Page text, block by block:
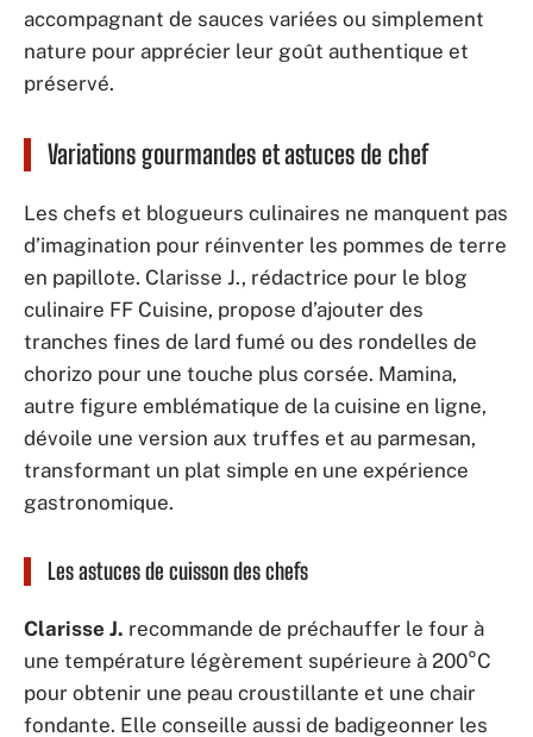
accompagnant de sauces variées ou simplement
nature pour apprécier leur goût authentique et
préservé.
Variations gourmandes et astuces de chef
Les chefs et blogueurs culinaires ne manquent pas
d’imagination pour réinventer les pommes de terre
en papillote. Clarisse J., rédactrice pour le blog
culinaire FF Cuisine, propose d’ajouter des
tranches fines de lard fumé ou des rondelles de
chorizo pour une touche plus corsée. Mamina,
autre figure emblématique de la cuisine en ligne,
dévoile une version aux truffes et au parmesan,
transformant un plat simple en une expérience
gastronomique.
Les astuces de cuisson des chefs
Clarisse J. recommande de préchauffer le four à
une température légèrement supérieure à 200°C
pour obtenir une peau croustillante et une chair
fondante. Elle conseille aussi de badigeonner les